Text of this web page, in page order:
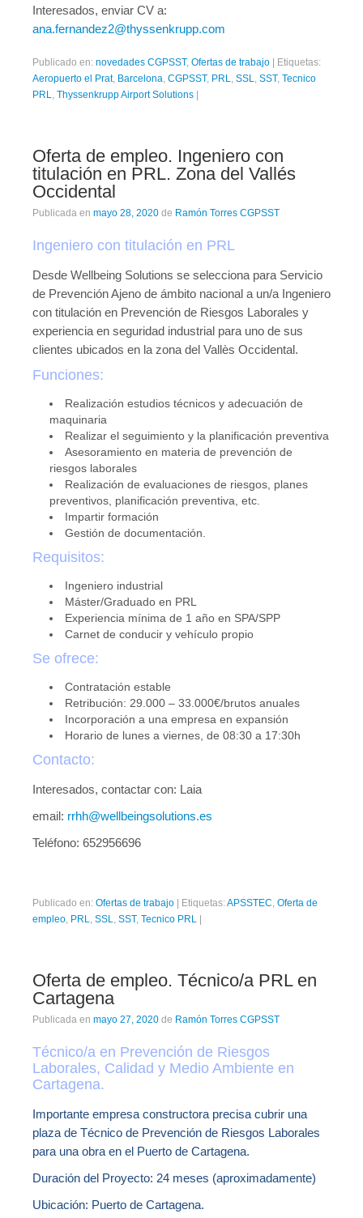
Interesados, enviar CV a:
ana.fernandez2@thyssenkrupp.com
Publicado en: novedades CGPSST, Ofertas de trabajo | Etiquetas:
Aeropuerto el Prat, Barcelona CGPSST, PRL SSL SST, Tecnico
PRL
Thyssenkrupp Airport Solutions |
Oferta de empleo. Ingeniero con
titulación en PRL. Zona del Vallés
Occidental
Publicada en mayo 28, 2020 de Ramón Torres CGPSST
Ingeniero con titulación en PRL
Desde Wellbeing Solutions se selecciona para Servicio
de Prevención Ajeno de ámbito nacional a un/a Ingeniero
con titulación en Prevención de Riesgos Laborales y
experiencia en seguridad industrial para uno de sus
clientes ubicados en la zona del Vallès Occidental.
Funciones:
Realización estudios técnicos y adecuación de
maquinaria
Realizar el seguimiento y la planificación preventiva
Asesoramiento en materia de prevención de
riesgos laborales
Realización de evaluaciones de riesgos, planes
preventivos, planificación preventiva, etc.
Impartir formación
Gestión de documentación.
Requisitos:
Ingeniero industrial
Máster/Graduado en PRL
Experiencia mínima de 1 año en SPA/SPP
Carnet de conducir y vehículo propio
Se ofrece:
Contratación estable
Retribución: 29.000 – 33.000€/brutos anuales
Incorporación a una empresa en expansión
Horario de lunes a viernes, de 08:30 a 17:30h
Contacto:
Interesados, contactar con: Laia
email: rrhh@wellbeingsolutions.es
Teléfono: 652956696
Publicado en: Ofertas de trabajo | Etiquetas:APSSTEC Oferta de
empleo PRL SSL SST, Tecnico PRL |
Oferta de empleo. Técnico/a PRL en
Cartagena
Publicada en mayo 27, 2020 de Ramón Torres CGPSST
Técnico/a en Prevención de Riesgos
Laborales, Calidad y Medio Ambiente en
Cartagena.
Importante empresa constructora precisa cubrir una
plaza de Técnico de Prevención de Riesgos Laborales
para una obra en el Puerto de Cartagena.
Duración del Proyecto: 24 meses (aproximadamente)
Ubicación: Puerto de Cartagena.